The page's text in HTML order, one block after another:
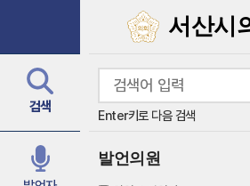
서산시
검색
Enter키로 다음 검색
발언의원